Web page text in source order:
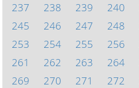
237
238 239 240
245
246 247 248
253
254 255 256
261
262 263 264
269
270 271 272